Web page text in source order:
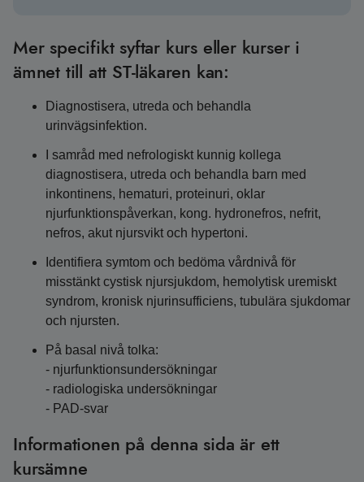
Mer specifikt syftar kurs eller kurser i
ämnet till att ST-läkaren kan:
Diagnostisera, utreda och behandla
urinvägsinfektion.
I samråd med nefrologiskt kunnig kollega
diagnostisera, utreda och behandla barn med
inkontinens, hematuri, proteinuri, oklar
njurfunktionspåverkan, kong. hydronefros, nefrit,
nefros, akut njursvikt och hypertoni.
Identifiera symtom och bedöma vårdnivå för
misstänkt cystisk njursjukdom, hemolytisk uremiskt
syndrom, kronisk njurinsufficiens, tubulära sjukdomar
och njursten.
På basal nivå tolka:
- njurfunktionsundersökningar
- radiologiska undersökningar
- PAD-svar
Informationen på denna sida är ett
kursämne